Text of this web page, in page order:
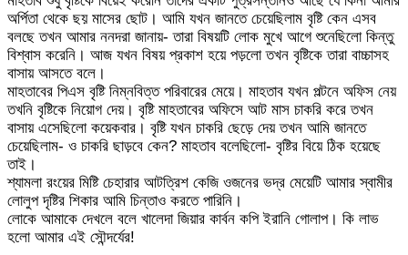
অর্পিতা থেকে ছয় মাসের ছোট। আমি যখন জানতে চেয়েছিলাম বৃষ্টি কেন এসব
বলছে তখন আমার ননদরা জানায়- তারা বিষয়টি লোক মুখে আগে শুনেছিলো কিন্তু
বিশ্বাস করেনি। আজ যখন বিষয় প্রকাশ হয়ে পড়লো তখন বৃষ্টিকে তারা বাচ্চাসহ
বাসায় আসতে বলে।
মাহতাবের পিএস বৃষ্টি নিম্নবিত্ত পরিবারের মেয়ে। মাহতাব যখন পল্টনে অফিস নেয়
তখনি বৃষ্টিকে নিয়োগ দেয়। বৃষ্টি মাহতাবের অফিসে আট মাস চাকরি করে তখন
বাসায় এসেছিলো কয়েকবার। বৃষ্টি যখন চাকরি ছেড়ে দেয় তখন আমি জানতে
চেয়েছিলাম- ও চাকরি ছাড়বে কেন? মাহতাব বলেছিলো- বৃষ্টির বিয়ে ঠিক হয়েছে
তাই।
শ্যামলা রংয়ের মিষ্টি চেহারার আটত্রিশ কেজি ওজনের ভদ্র মেয়েটি আমার স্বামীর
লোলুপ দৃষ্টির শিকার আমি চিন্তাও করতে পারিনি।
লোকে আমাকে দেখলে বলে খালেদা জিয়ার কার্বন কপি ইরানি গোলাপ। কি লাভ
হলো আমার এই সৌন্দর্যের!